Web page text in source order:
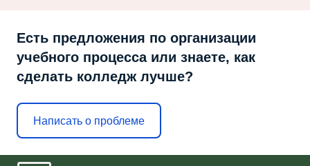
Есть предложения по организации
учебного процесса или знаете, как
сделать колледж лучше?
Написать о проблеме